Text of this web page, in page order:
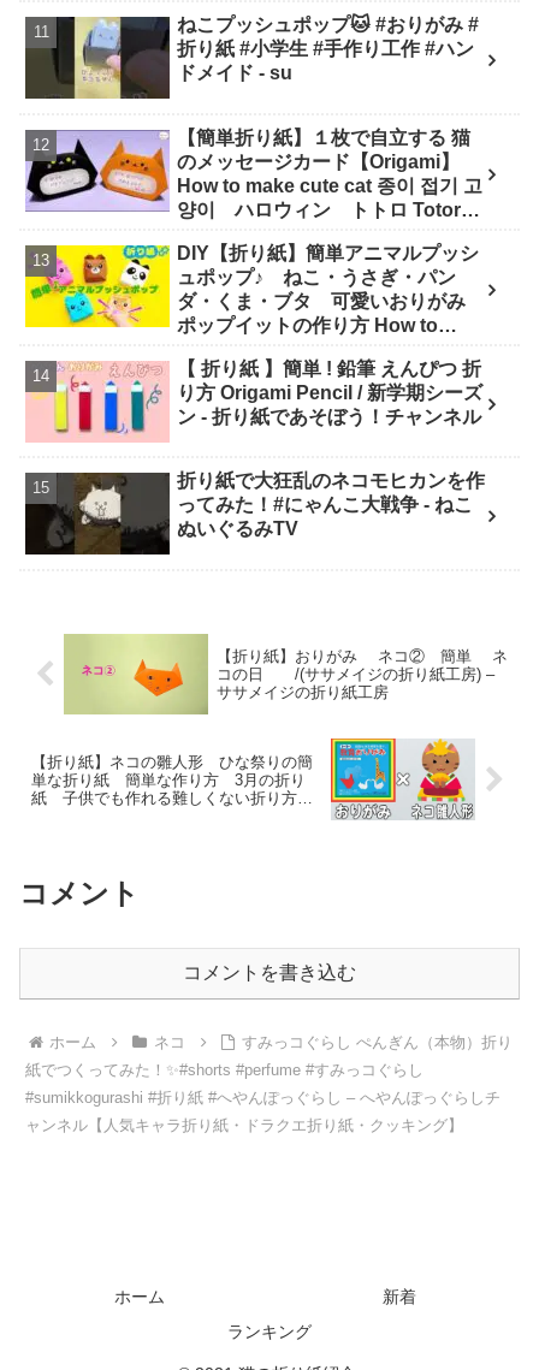
ねこプッシュポップ🐱 #おりがみ #
折り紙 #小学生 #手作り工作 #ハン
ドメイド - su
【簡単折り紙】１枚で自立する 猫
のメッセージカード【Origami】
How to make cute cat 종이 접기 고
양이 ハロウィン トトロ Totoro
channel
DIY【折り紙】簡単アニマルプッシ
ュポップ♪ ねこ・うさぎ・パン
ダ・くま・ブタ 可愛いおりがみ
ポップイットの作り方 How to
Soda Cat Origami キャラクター折
り紙
【 折り紙 】簡単 ! 鉛筆 えんぴつ 折
り方 Origami Pencil / 新学期シーズ
ン - 折り紙であそぼう！チャンネル
折り紙で大狂乱のネコモヒカンを作
ってみた！#にゃんこ大戦争 - ねこ
ぬいぐるみTV
【折り紙】おりがみ ネコ② 簡単 ネ
コの日 /(ササメイジの折り紙工房) –
ササメイジの折り紙工房
【折り紙】ネコの雛人形 ひな祭りの簡
単な折り紙 簡単な作り方 3月の折り
紙 子供でも作れる難しくない折り方
コメント
コメントを書き込む
ホーム ネコ
すみっコぐらし ぺんぎん（本物）折り
紙でつくってみた！✨#shorts #perfume #すみっコぐらし
#sumikkogurashi #折り紙 #へやんぽっぐらし – へやんぽっぐらしチ
ャンネル【人気キャラ折り紙・ドラクエ折り紙・クッキング】
ホーム
新着
ランキング